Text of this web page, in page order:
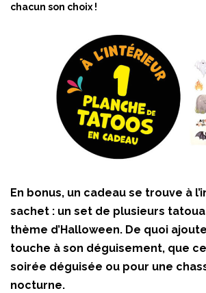
chacun son choix !
En bonus, un cadeau se trouve à
sachet : un set de plusieurs
thème d’Halloween. De quoi
touche à son déguisement, que
soirée déguisée ou pour une
nocturne.